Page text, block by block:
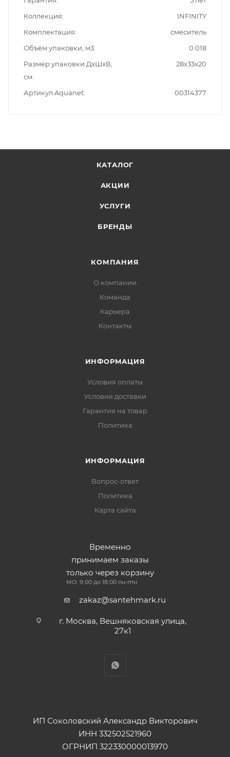
Коллекция
INFINITY
Комплектация
смеситель
Объём упаковки, м3
0.018
Размер упаковки ДxШxВ,
см
28x33x20
Артикул Aquanet 00314377
КАТАЛОГ
АКЦИИ
УСЛУГИ
БРЕНДЫ
КОМПАНИЯ
О компании
Команда
Карьера
Контакты
ИНФОРМАЦИЯ
Условия оплаты
Условия доставки
Гарантия на товар
Политика
ИНФОРМАЦИЯ
Вопрос-ответ
Политика
Карта сайта
Временно
принимаем заказы
только через корзину
МО: 9:00 до 18:00 пн-птн
zakaz@santehmark.ru
г. Москва, Вешняковская улица,
27к1
ИП Соколовский Александр Викторович
ИНН 332502521960
ОГРНИП 322330000013970